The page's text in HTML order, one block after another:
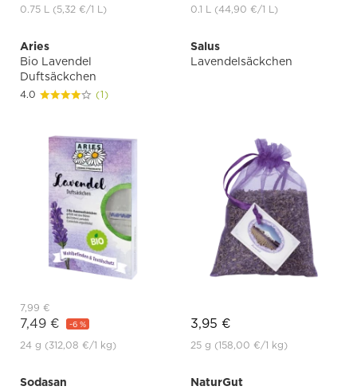
0.75 L (5,32 €/1 L) 0.1 L (44,90 €/1 L)
Aries
Bio Lavendel
Duftsäckchen
4.0 (1)
7,99 €
7,49 € -6 %
24 g (312,08 €/1 kg)
Salus
Lavendelsäckchen
3,95 €
25 g (158,00 €/1 kg)
Sodasan
NaturGut